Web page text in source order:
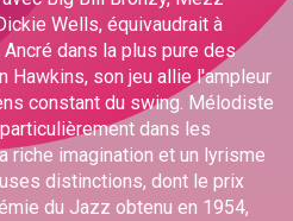
Wells, équivaudrait à
dans la plus pure des
Hawkins, son jeu allie l'ampleur
constant du swing. Mélodiste
dans les
riche imagination et un lyrisme
distinctions, dont le prix
du Jazz obtenu en 1954,